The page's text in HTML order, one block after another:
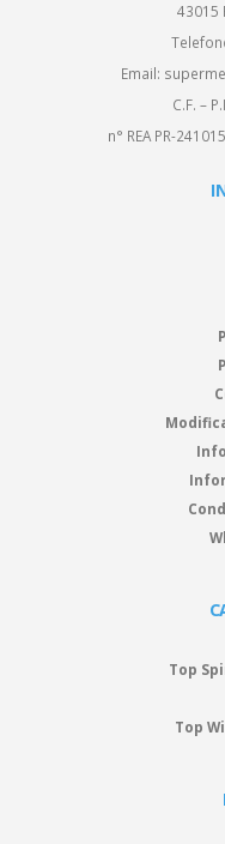
43015
Email:
C.F. –
n° REA PR-
Top
Top